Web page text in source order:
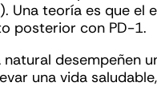
Una teoría es que
posterior con PD-1.
desempeñen
una vida